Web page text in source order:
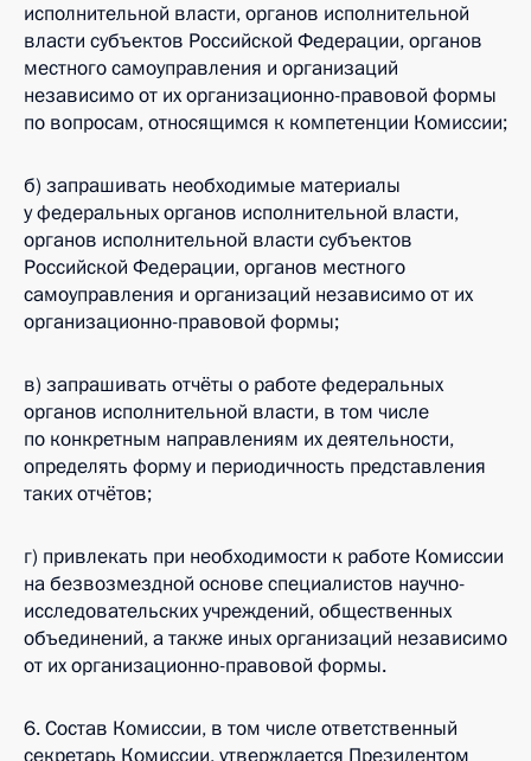
исполнительной власти, органов исполнительной
власти субъектов Российской Федерации, органов
местного самоуправления и организаций
независимо от их организационно-правовой формы
по вопросам, относящимся к компетенции Комиссии;
б) запрашивать необходимые материалы
у федеральных органов исполнительной власти,
органов исполнительной власти субъектов
Российской Федерации, органов местного
самоуправления и организаций независимо от их
организационно-правовой формы;
в) запрашивать отчёты о работе федеральных
органов исполнительной власти, в том числе
по конкретным направлениям их деятельности,
определять форму и периодичность представления
таких отчётов;
г) привлекать при необходимости к работе Комиссии
на безвозмездной основе специалистов научно-
исследовательских учреждений, общественных
объединений, а также иных организаций независимо
от их организационно-правовой формы.
6. Состав Комиссии, в том числе ответственный